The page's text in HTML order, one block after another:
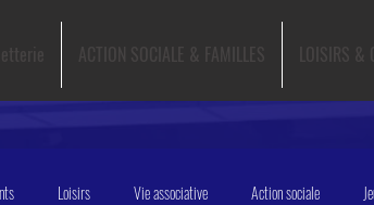
Loisirs Vie associative Action sociale